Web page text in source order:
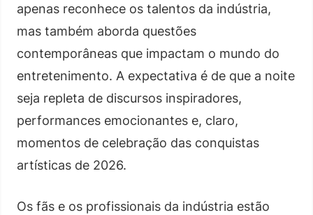
apenas reconhece os talentos da indústria,
mas também aborda questões
contemporâneas que impactam o mundo do
entretenimento. A expectativa é de que a noite
seja repleta de discursos inspiradores,
performances emocionantes e, claro,
momentos de celebração das conquistas
artísticas de 2026.
Os fãs e os profissionais da indústria estão